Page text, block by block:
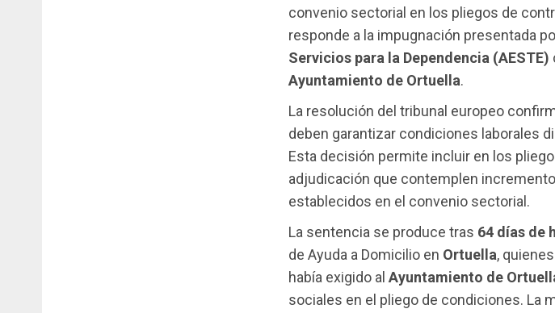
convenio sectorial en los pliegos de
responde a la impugnación presentada
Servicios para la Dependencia (AESTE)
Ayuntamiento de Ortuella.
La resolución del tribunal europeo
deben garantizar condiciones laborales
Esta decisión permite incluir en los
adjudicación que contemplen
establecidos en el convenio sectorial.
La sentencia se produce tras 64 días de
de Ayuda a Domicilio en Ortuella,
había exigido al Ayuntamiento de
sociales en el pliego de condiciones. La